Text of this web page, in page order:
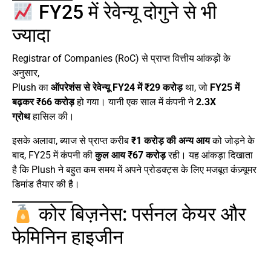
FY25 में रेवेन्यू दोगुने से भी
ज्यादा
Registrar of Companies (RoC) से प्राप्त वित्तीय आंकड़ों के
अनुसार,
Plush का ऑपरेशंस से रेवेन्यू FY24 में ₹29 करोड़था, जो FY25 में
बढ़कर ₹66 करोड़हो गया। यानी एक साल में कंपनी ने2.3X
ग्रोथहासिल की।
इसके अलावा, ब्याज से प्राप्त करीब ₹1 करोड़ की अन्य आयको जोड़ने के
बाद, FY25 में कंपनी कीकुल आय ₹67 करोड़रही। यह आंकड़ा दिखाता
है कि Plush ने बहुत कम समय में अपने प्रोडक्ट्स के लिए मजबूत कंज़्यूमर
डिमांड तैयार की है।
कोर बिज़नेस: पर्सनल केयर और
फेमिनिन हाइजीन